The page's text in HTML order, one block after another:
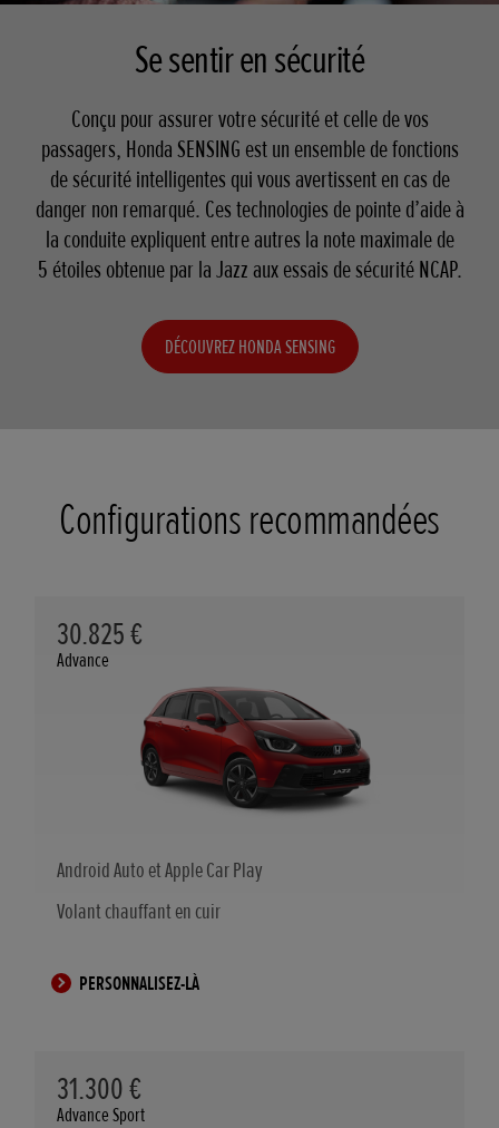
Se sentir en sécurité
Conçu pour assurer votre sécurité et celle de vos
passagers, Honda SENSING est un ensemble de fonctions
de sécurité intelligentes qui vous avertissent en cas de
danger non remarqué. Ces technologies de pointe d’aide à
la conduite expliquent entre autres la note maximale de
5 étoiles obtenue par la Jazz aux essais de sécurité NCAP.
DÉCOUVREZ HONDA SENSING
Configurations recommandées
30.825 €
Advance
Android Auto et Apple Car Play
Volant chauffant en cuir
PERSONNALISEZ-LÀ
31.300 €
Advance Sport